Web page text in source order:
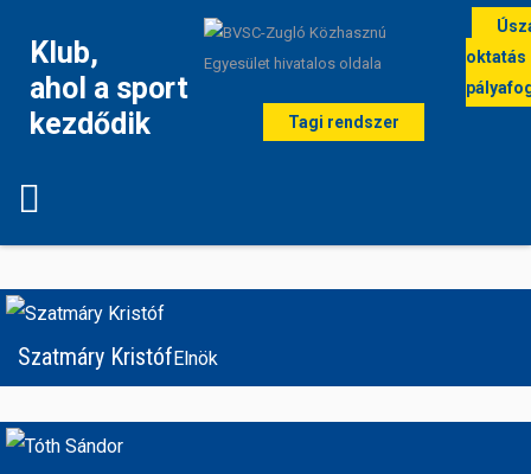
Klub,
ahol a sport
kezdődik
Tagi rendszer
oktatás
Szatmáry KristófElnök